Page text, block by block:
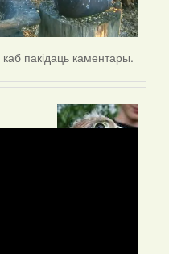
каб пакідаць каментары.